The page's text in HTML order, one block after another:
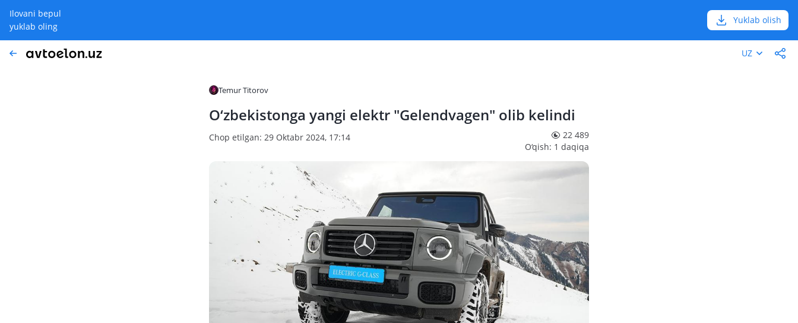
Ilovani bepul
yuklab oling
Yuklab olish
UZ
Temur Titorov
O‘zbekistonga yangi elektr "Gelendvagen" olib kelindi
Chop etilgan: 29 Oktabr 2024, 17:14
22 489
O‘qish: 1 daqiqa